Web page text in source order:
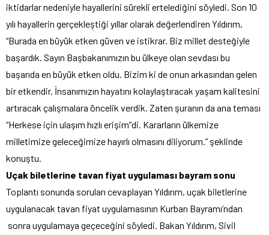
iktidarlar nedeniyle hayallerini sürekli ertelediğini söyledi. Son 10
yılı hayallerin gerçekleştiği yıllar olarak değerlendiren Yıldırım,
“Burada en büyük etken güven ve istikrar. Biz millet desteğiyle
başardık. Sayın Başbakanımızın bu ülkeye olan sevdası bu
başarıda en büyük etken oldu. Bizim ki de onun arkasından gelen
bir etkendir. İnsanımızın hayatını kolaylaştıracak yaşam kalitesini
artıracak çalışmalara öncelik verdik. Zaten şuranın da ana teması
“Herkese için ulaşım hızlı erişim”di. Kararların ülkemize
milletimize geleceğimize hayırlı olmasını diliyorum.” şeklinde
konuştu.
Uçak biletlerine tavan fiyat uygulaması bayram sonu
Toplantı sonunda soruları cevaplayan Yıldırım, uçak biletlerine
uygulanacak tavan fiyat uygulamasının Kurban Bayramı’ndan
sonra uygulamaya geçeceğini söyledi. Bakan Yıldırım, Sivil